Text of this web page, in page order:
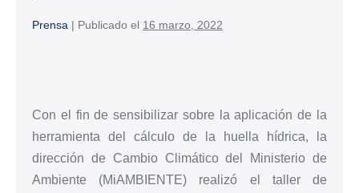
Prensa | Publicado el 16 marzo, 2022
Con el fin de sensibilizar sobre la aplicación de la
herramienta del cálculo de la huella hídrica, la
dirección de Cambio Climático del Ministerio de
Ambiente (MiAMBIENTE) realizó el taller de